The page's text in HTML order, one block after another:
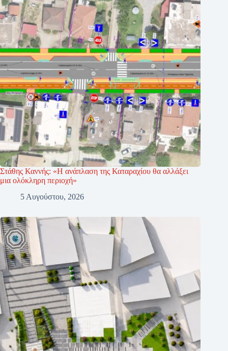
Στάθης Καννής: «Η ανάπλαση της Καταραχίου θα αλλάξει
μια ολόκληρη περιοχή»
5 Αυγούστου, 2026